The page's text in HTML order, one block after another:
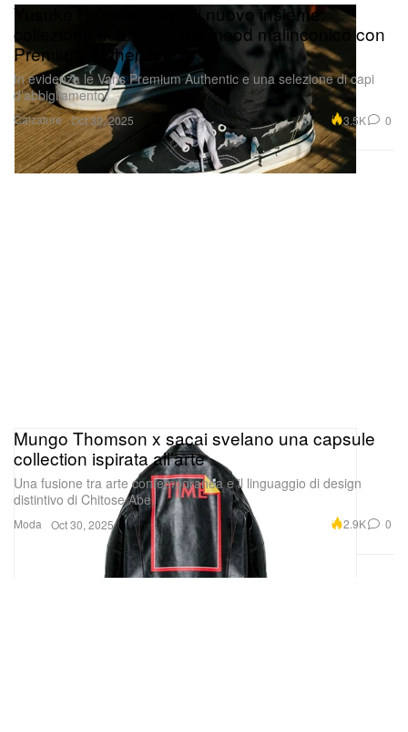
Calzature
Yusuke Hanai e Vans di nuovo insieme:
collezione autunnale dal mood malinconico con
Premium Authentic
In evidenza le Vans Premium Authentic e una selezione di capi
d’abbigliamento.
Oct 30, 2025 3.5K 0
Moda
Mungo Thomson x sacai svelano una capsule
collection ispirata all’arte
Una fusione tra arte contemporanea e il linguaggio di design
distintivo di Chitose Abe.
Oct 30, 2025 2.9K 0